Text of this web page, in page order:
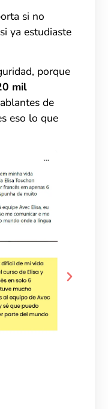
si no
ya estudiaste
porque
mil
de
eso lo que